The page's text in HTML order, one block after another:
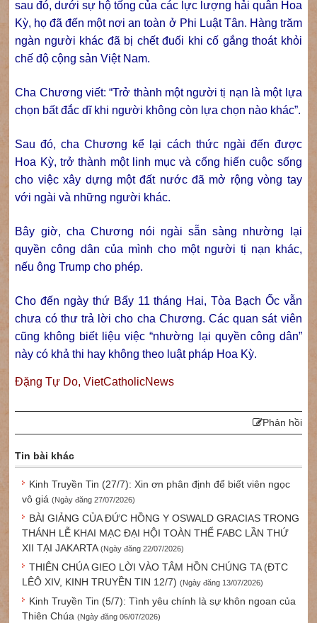
sau đó, dưới sự hộ tống của các lực lượng hải quân Hoa
Kỳ, họ đã đến một nơi an toàn ở Phi Luật Tân. Hàng trăm
ngàn người khác đã bị chết đuối khi cố gắng thoát khỏi
chế độ cộng sản Việt Nam.
Cha Chương viết: “Trở thành một người tị nạn là một lựa
chọn bất đắc dĩ khi người không còn lựa chọn nào khác”.
Sau đó, cha Chương kể lại cách thức ngài đến được
Hoa Kỳ, trở thành một linh mục và cống hiến cuộc sống
cho việc xây dựng một đất nước đã mở rộng vòng tay
với ngài và những người khác.
Bây giờ, cha Chương nói ngài sẵn sàng nhường lại
quyền công dân của mình cho một người tị nạn khác,
nếu ông Trump cho phép.
Cho đến ngày thứ Bẩy 11 tháng Hai, Tòa Bạch Ốc vẫn
chưa có thư trả lời cho cha Chương. Các quan sát viên
cũng không biết liệu việc “nhường lại quyền công dân”
này có khả thi hay không theo luật pháp Hoa Kỳ.
Đặng Tự Do, VietCatholicNews
Phản hồi
Tin bài khác
Kinh Truyền Tin (27/7): Xin ơn phân định để biết viên ngọc
vô giá(Ngày đăng 27/07/2026)
BÀI GIẢNG CỦA ĐỨC HỒNG Y OSWALD GRACIAS TRONG
THÁNH LỄ KHAI MẠC ĐẠI HỘI TOÀN THỂ FABC LẦN THỨ
XII TẠI JAKARTA(Ngày đăng 22/07/2026)
THIÊN CHÚA GIEO LỜI VÀO TÂM HỒN CHÚNG TA (ĐTC
LÊÔ XIV, KINH TRUYỀN TIN 12/7)(Ngày đăng 13/07/2026)
Kinh Truyền Tin (5/7): Tình yêu chính là sự khôn ngoan của
Thiên Chúa(Ngày đăng 06/07/2026)